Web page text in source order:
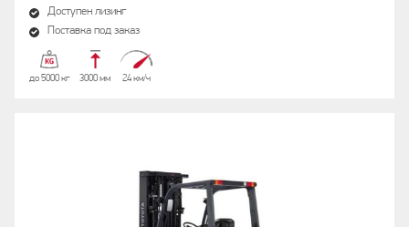
Доступен лизинг
Поставка под заказ
до 5000 кг 3000 мм 24 км/ч